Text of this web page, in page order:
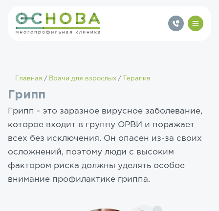
Главная Врачи для взрослых Терапия
Грипп
Грипп - это заразное вирусное заболевание,
которое входит в группу ОРВИ и поражает
всех без исключения. Он опасен из-за своих
осложнений, поэтому люди с высоким
фактором риска должны уделять особое
внимание профилактике гриппа.